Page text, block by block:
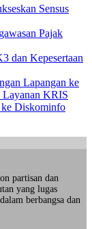
Sensus
Pajak
dan Kepesertaan
Lapangan ke
Layanan KRIS
Diskominfo
partisan dan
yang lugas
berbangsa dan